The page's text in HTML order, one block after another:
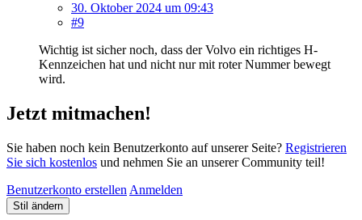
30. Oktober 2024 um 09:43
#9
Wichtig ist sicher noch, dass der Volvo ein richtiges H-
Kennzeichen hat und nicht nur mit roter Nummer bewegt
wird.
Jetzt mitmachen!
Sie haben noch kein Benutzerkonto auf unserer Seite? Registrieren
Sie sich kostenlos und nehmen Sie an unserer Community teil!
Benutzerkonto erstellen Anmelden
Stil ändern